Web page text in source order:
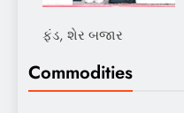
ફંડ, શેર બજાર
Commodities